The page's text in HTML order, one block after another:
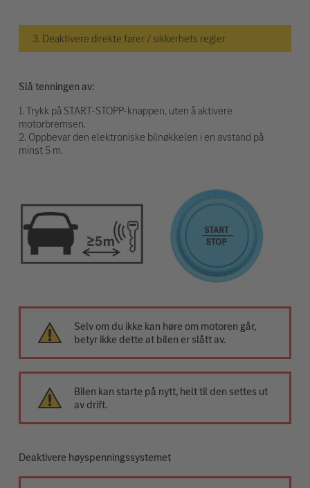
3. Deaktivere direkte farer / sikkerhets regler
Slå tenningen av:
1. Trykk på START-STOPP-knappen, uten å aktivere
motorbremsen.
2. Oppbevar den elektroniske bilnøkkelen i en avstand på
minst 5 m.
Selv om du ikke kan høre om motoren går,
betyr ikke dette at bilen er slått av.
Bilen kan starte på nytt, helt til den settes ut
av drift.
Deaktivere høyspenningssystemet